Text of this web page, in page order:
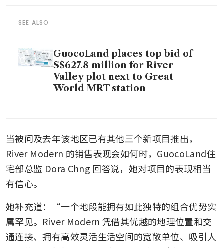
SEE ALSO
GuocoLand places top bid of
S$627.8 million for River
Valley plot next to Great
World MRT station
当被问及去年该地区已有其他三个新项目推出，
River Modern 的销售表现会如何时，GuocoLand住
宅部总监 Dora Chng 回答说，她对项目的表现相当
有信心。
她补充道：“一个地段能拥有如此独特的组合优势实
属罕见。River Modern 凭借其优越的地理位置和交
通连接、拥有高效灵活生活空间的宽敞单位、吸引人